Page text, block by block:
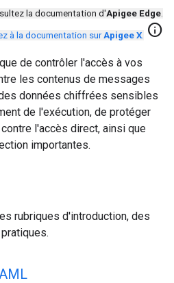
la documentation d'Apigee Edge.
à la documentation surApigee X. info
de contrôler l'accès à vos
les contenus de messages
données chiffrées sensibles
de l'exécution, de protéger
l'accès direct, ainsi que
importantes.
rubriques d'introduction, des